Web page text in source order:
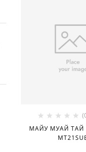
МАЙУ МУАЙ ТАЙ